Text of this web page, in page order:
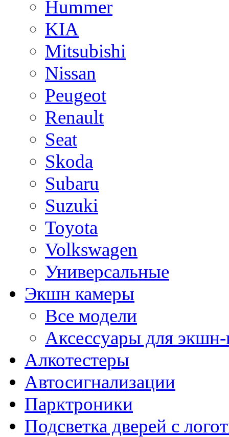
Hummer
KIA
Mitsubishi
Nissan
Peugeot
Renault
Seat
Skoda
Subaru
Suzuki
Toyota
Volkswagen
Универсальные
Экшн камеры
Все модели
Аксессуары для
Алкотестеры
Автосигнализации
Парктроники
Подсветка дверей с